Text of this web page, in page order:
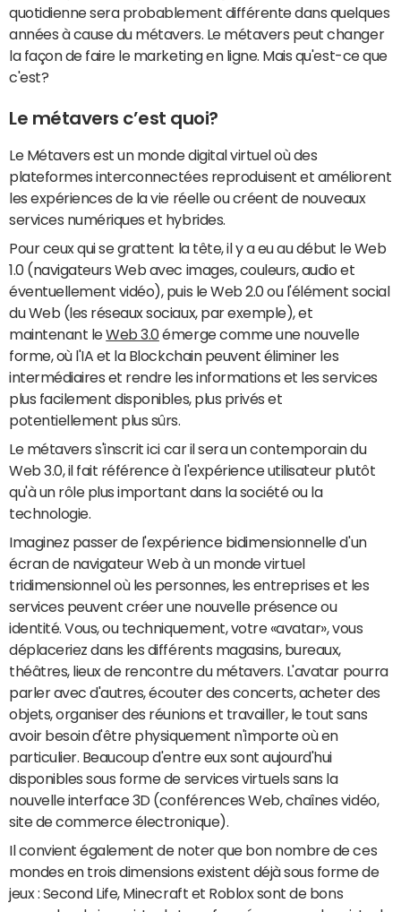
quotidienne sera probablement différente dans quelques
années à cause du métavers. Le métavers peut changer
la façon de faire le marketing en ligne. Mais qu'est-ce que
c'est?
Le métavers c’est quoi?
Le Métavers est un monde digital virtuel où des
plateformes interconnectées reproduisent et améliorent
les expériences de la vie réelle ou créent de nouveaux
services numériques et hybrides.
Pour ceux qui se grattent la tête, il y a eu au début le Web
1.0 (navigateurs Web avec images, couleurs, audio et
éventuellement vidéo), puis le Web 2.0 ou l'élément social
du Web (les réseaux sociaux, par exemple), et
maintenant leWeb 3.0émerge comme une nouvelle
forme, où l'IA et la Blockchain peuvent éliminer les
intermédiaires et rendre les informations et les services
plus facilement disponibles, plus privés et
potentiellement plus sûrs.
Le métavers s'inscrit ici car il sera un contemporain du
Web 3.0, il fait référence à l'expérience utilisateur plutôt
qu'à un rôle plus important dans la société ou la
technologie.
Imaginez passer de l'expérience bidimensionnelle d'un
écran de navigateur Web à un monde virtuel
tridimensionnel où les personnes, les entreprises et les
services peuvent créer une nouvelle présence ou
identité. Vous, ou techniquement, votre «avatar», vous
déplaceriez dans les différents magasins, bureaux,
théâtres, lieux de rencontre du métavers. L'avatar pourra
parler avec d'autres, écouter des concerts, acheter des
objets, organiser des réunions et travailler, le tout sans
avoir besoin d'être physiquement n'importe où en
particulier. Beaucoup d'entre eux sont aujourd'hui
disponibles sous forme de services virtuels sans la
nouvelle interface 3D (conférences Web, chaînes vidéo,
site de commerce électronique).
Il convient également de noter que bon nombre de ces
mondes en trois dimensions existent déjà sous forme de
jeux : Second Life, Minecraft et Roblox sont de bons